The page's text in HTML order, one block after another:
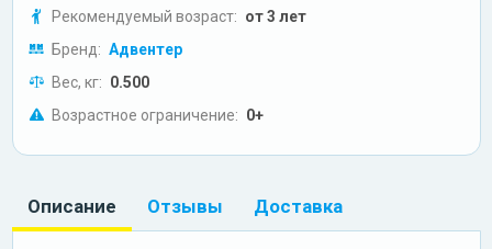
Рекомендуемый возраст: от 3 лет
Бренд: Адвентер
Вес, кг: 0.500
Возрастное ограничение: 0+
Описание Отзывы Доставка